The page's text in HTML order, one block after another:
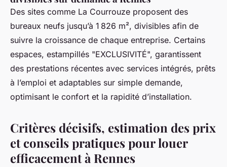
Des sites comme La Courrouze proposent des
bureaux neufs jusqu’à 1 826 m², divisibles afin de
suivre la croissance de chaque entreprise. Certains
espaces, estampillés "EXCLUSIVITÉ", garantissent
des prestations récentes avec services intégrés, prêts
à l’emploi et adaptables sur simple demande,
optimisant le confort et la rapidité d’installation.
Critères décisifs, estimation des prix
et conseils pratiques pour louer
efficacement à Rennes